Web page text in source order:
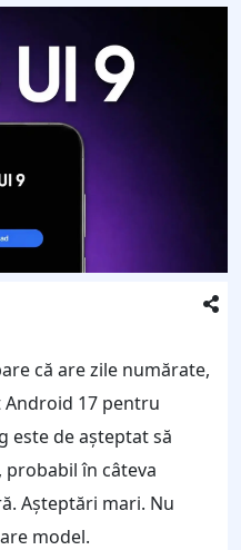
că are zile numărate,
Android 17 pentru
este de așteptat să
probabil în câteva
Așteptări mari. Nu
model.